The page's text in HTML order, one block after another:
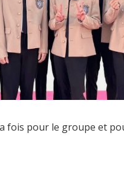
fois pour le groupe et